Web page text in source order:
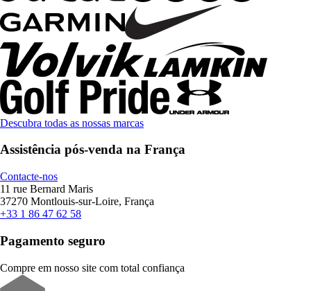
Descubra todas as nossas marcas
Assistência pós-venda na França
Contacte-nos
11 rue Bernard Maris
37270 Montlouis-sur-Loire, França
+33 1 86 47 62 58
Pagamento seguro
Compre em nosso site com total confiança